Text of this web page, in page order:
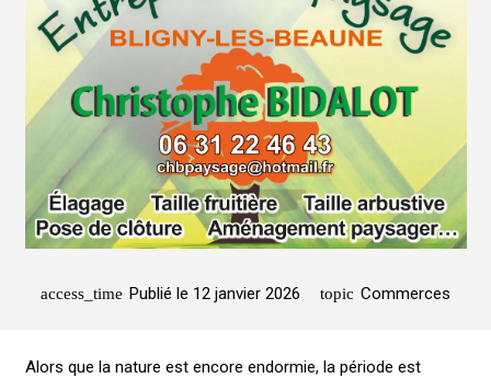
access_time Publié le 12 janvier 2026 topic Commerces
Alors que la nature est encore endormie, la période est